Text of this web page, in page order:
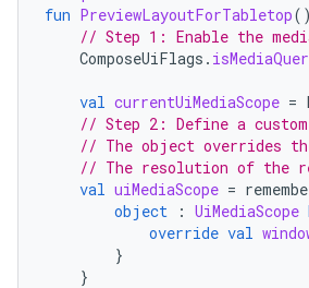
fun PreviewLayoutForTabletop()
// Step 1: Enable the
ComposeUiFlags .
val currentUiMediaScope =
// Step 2: Define a
// The object overrides
// The resolution of the
val uiMediaScope =
object
: UiMediaScope
override val
}
}